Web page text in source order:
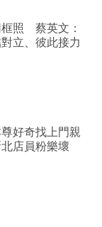
照 蔡英文：
立、彼此接力
好奇找上門親
店員粉樂壞